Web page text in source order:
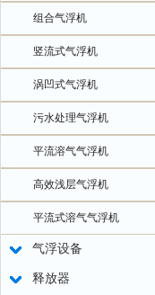
组合气浮机
竖流式气浮机
涡凹式气浮机
污水处理气浮机
平流溶气气浮机
高效浅层气浮机
平流式溶气气浮机
气浮设备
释放器